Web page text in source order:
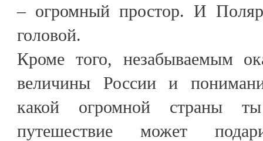
– огромный простор. И
головой.
Кроме того, незабываемым
величины России и
какой огромной страны
путешествие может